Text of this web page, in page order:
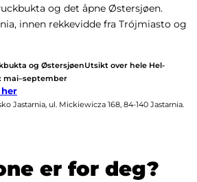
og det åpne Østersjøen.
innen rekkevidde fra Trójmiasto og
og ØstersjøenUtsikt over hele Hel-
mai–september
Jastarnia, ul. Mickiewicza 168, 84-140 Jastarnia.
er for deg?